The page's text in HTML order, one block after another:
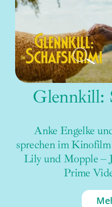
Glennkill:
Anke Engelke
sprechen im
Lily und Mopple –
Prime